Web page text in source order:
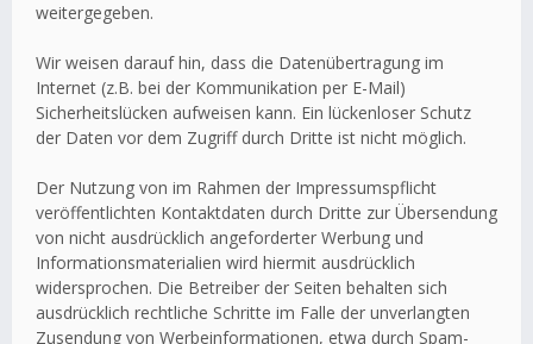
weitergegeben.
Wir weisen darauf hin, dass die Datenübertragung im
Internet (z.B. bei der Kommunikation per E-Mail)
Sicherheitslücken aufweisen kann. Ein lückenloser Schutz
der Daten vor dem Zugriff durch Dritte ist nicht möglich.
Der Nutzung von im Rahmen der Impressumspflicht
veröffentlichten Kontaktdaten durch Dritte zur Übersendung
von nicht ausdrücklich angeforderter Werbung und
Informationsmaterialien wird hiermit ausdrücklich
widersprochen. Die Betreiber der Seiten behalten sich
ausdrücklich rechtliche Schritte im Falle der unverlangten
Zusendung von Werbeinformationen, etwa durch Spam-